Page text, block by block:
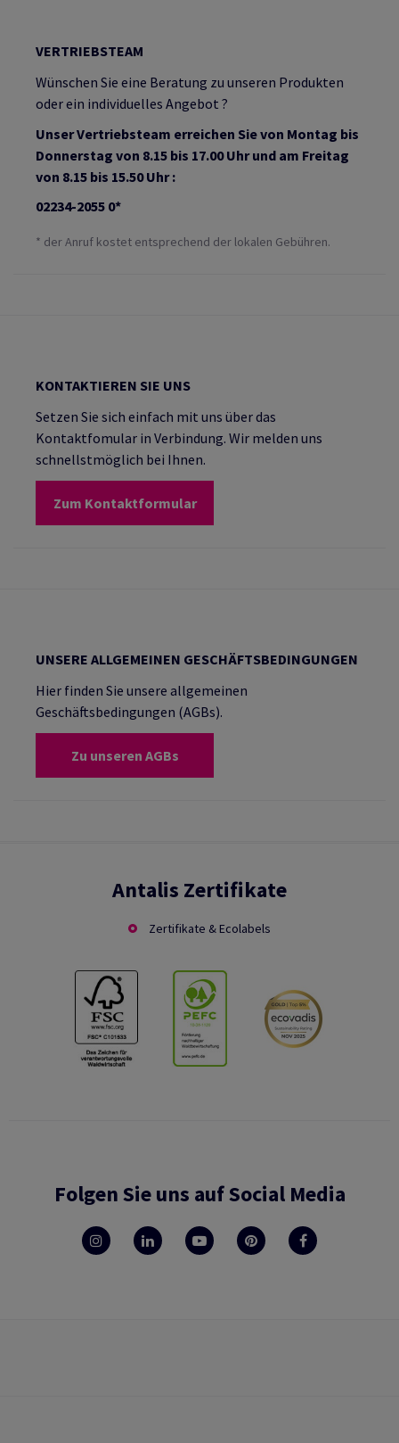
VERTRIEBSTEAM
Wünschen Sie eine Beratung zu unseren Produkten
oder ein individuelles Angebot ?
Unser Vertriebsteam erreichen Sie von Montag bis
Donnerstag von 8.15 bis 17.00 Uhr und am Freitag
von 8.15 bis 15.50 Uhr :
02234-2055 0*
* der Anruf kostet entsprechend der lokalen Gebühren.
KONTAKTIEREN SIE UNS
Setzen Sie sich einfach mit uns über das
Kontaktfomular in Verbindung. Wir melden uns
schnellstmöglich bei Ihnen.
Zum Kontaktformular
UNSERE ALLGEMEINEN GESCHÄFTSBEDINGUNGEN
Hier finden Sie unsere allgemeinen
Geschäftsbedingungen (AGBs).
Zu unseren AGBs
Antalis Zertifikate
Zertifikate & Ecolabels
Folgen Sie uns auf Social Media